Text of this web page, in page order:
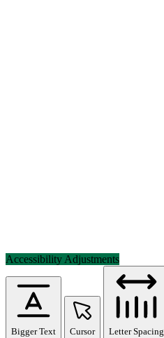
Accessibility Adjustments
Bigger Text Cursor Letter Spacing